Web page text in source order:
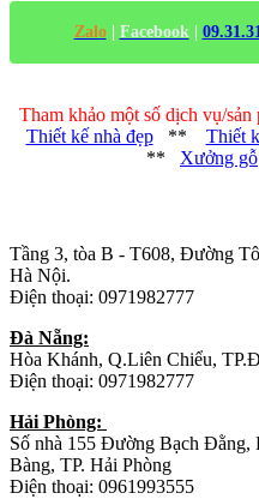
Zalo| Facebook |
Tham khảo một số dịch vụ/
Thiết kế nhà đẹp** Thiết
** Xưởng gỗ
Tầng 3, tòa B - T608, Đường
Hà Nội.
Điện thoại: 0971982777
Đà Nẵng:
Hòa Khánh, Q.Liên Chiểu,
Điện thoại: 0971982777
Hải Phòng:
Số nhà 155 Đường Bạch
Bàng, TP. Hải Phòng
Điện thoại: 0961993555